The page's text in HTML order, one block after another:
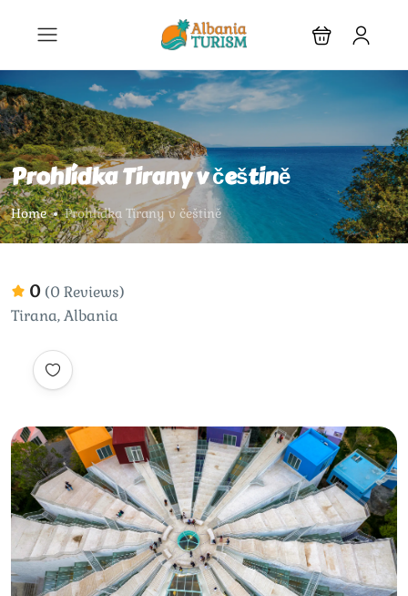
Prohlídka Tirany v češtině
Home Prohlídka Tirany v češtině
0 (0 Reviews)
Tirana, Albania